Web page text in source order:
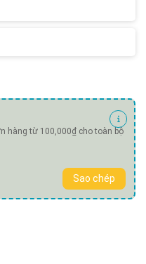
hàng từ 100,000₫ cho toàn bộ
Sao chép